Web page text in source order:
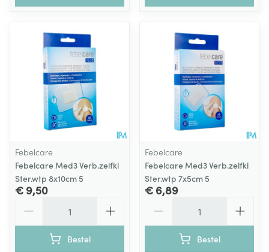
Febelcare
Febelcare Med3 Verb.zelfkl
Ster.wtp 8x10cm 5
€ 9,50
Bestel
Febelcare
Febelcare Med3 Verb.zelfkl
Ster.wtp 7x5cm 5
€ 6,89
Bestel